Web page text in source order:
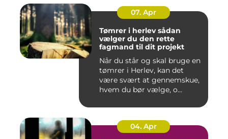
07. Apr
Tømrer i herlev sådan
vælger du den rette
fagmand til dit projekt
Når du står og skal bruge en
tømrer i Herlev, kan det
være svært at gennemskue,
hvem du bør vælge, o...
04. Apr